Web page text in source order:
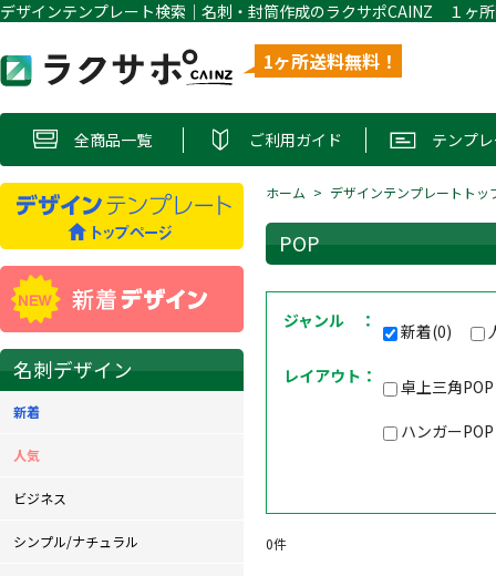
1ヶ所送料無料！
全商品一覧 ご利用ガイド テンプ
ホーム デザインテンプレートトッ
POP
ジャンル ： 新着(0)
レイアウト：
卓上三角
ハンガー
0件
名刺デザイン
新着
人気
ビジネス
シンプル/ナチュラル